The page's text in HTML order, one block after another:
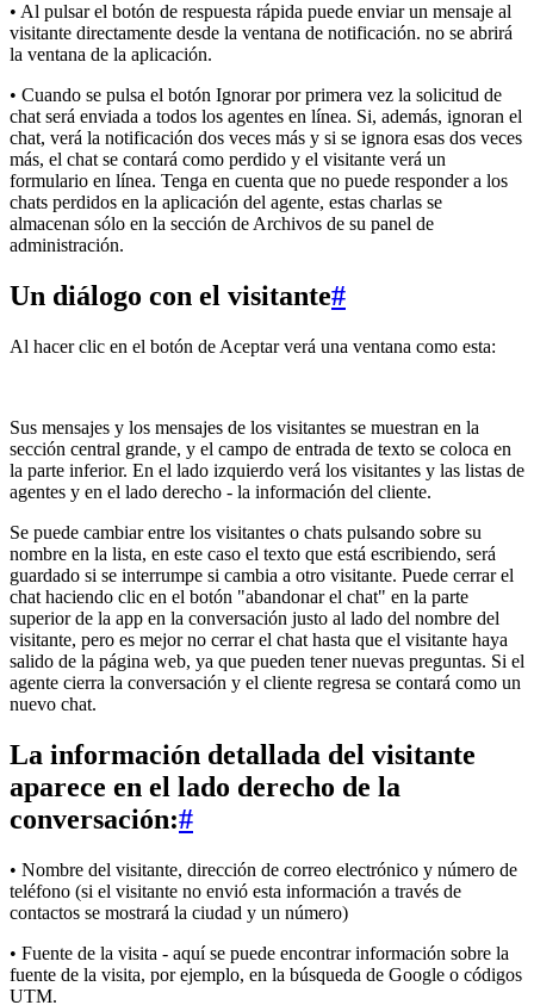
• Al pulsar el botón de respuesta rápida puede enviar un mensaje al
visitante directamente desde la ventana de notificación. no se abrirá
la ventana de la aplicación.
• Cuando se pulsa el botón Ignorar por primera vez la solicitud de
chat será enviada a todos los agentes en línea. Si, además, ignoran el
chat, verá la notificación dos veces más y si se ignora esas dos veces
más, el chat se contará como perdido y el visitante verá un
formulario en línea. Tenga en cuenta que no puede responder a los
chats perdidos en la aplicación del agente, estas charlas se
almacenan sólo en la sección de Archivos de su panel de
administración.
Un diálogo con el visitante#
Al hacer clic en el botón de Aceptar verá una ventana como esta:
Sus mensajes y los mensajes de los visitantes se muestran en la
sección central grande, y el campo de entrada de texto se coloca en
la parte inferior. En el lado izquierdo verá los visitantes y las listas de
agentes y en el lado derecho - la información del cliente.
Se puede cambiar entre los visitantes o chats pulsando sobre su
nombre en la lista, en este caso el texto que está escribiendo, será
guardado si se interrumpe si cambia a otro visitante. Puede cerrar el
chat haciendo clic en el botón "abandonar el chat" en la parte
superior de la app en la conversación justo al lado del nombre del
visitante, pero es mejor no cerrar el chat hasta que el visitante haya
salido de la página web, ya que pueden tener nuevas preguntas. Si el
agente cierra la conversación y el cliente regresa se contará como un
nuevo chat.
La información detallada del visitante
aparece en el lado derecho de la
conversación:#
• Nombre del visitante, dirección de correo electrónico y número de
teléfono (si el visitante no envió esta información a través de
contactos se mostrará la ciudad y un número)
• Fuente de la visita - aquí se puede encontrar información sobre la
fuente de la visita, por ejemplo, en la búsqueda de Google o códigos
UTM.